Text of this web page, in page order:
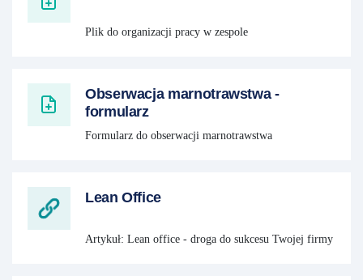
Plik do organizacji pracy w zespole
Obserwacja marnotrawstwa -
formularz
Formularz do obserwacji marnotrawstwa
Lean Office
Artykuł: Lean office - droga do sukcesu Twojej firmy